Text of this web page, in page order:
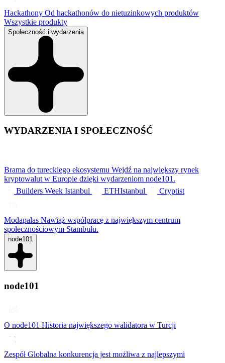
Hackathony Od hackathonów do nietuzinkowych produktów
Wszystkie produkty
Społeczność i wydarzenia
WYDARZENIA I SPOŁECZNOŚĆ
Brama do tureckiego ekosystemu Wejdź na największy rynek
kryptowalut w Europie dzięki wydarzeniom node101.
Builders Week Istanbul
ETHIstanbul Cryptist
Modapalas Nawiąż współpracę z największym centrum
społecznościowym Stambułu.
node101
node101
O node101 Historia największego walidatora w Turcji
ZespółGlobalna konkurencja jest możliwa z najlepszymi